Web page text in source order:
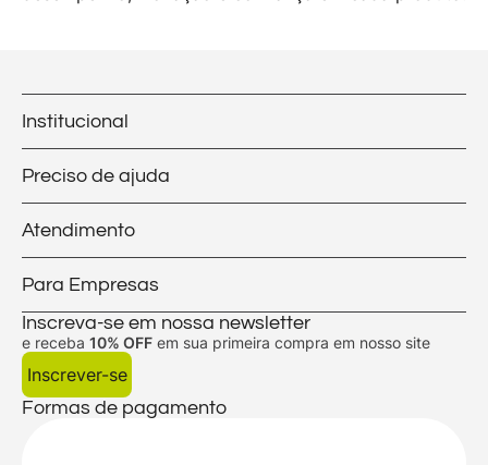
Institucional
Preciso de ajuda
Atendimento
Para Empresas
Inscreva-se em nossa newsletter
e receba 10% OFF em sua primeira compra em nosso site
Inscrever-se
Formas de pagamento